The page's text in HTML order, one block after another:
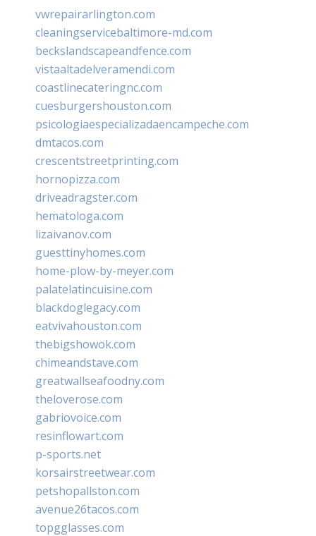
vwrepairarlington.com
cleaningservicebaltimore-md.com
beckslandscapeandfence.com
vistaaltadelveramendi.com
coastlinecateringnc.com
cuesburgershouston.com
psicologiaespecializadaencampeche.com
dmtacos.com
crescentstreetprinting.com
hornopizza.com
driveadragster.com
hematologa.com
lizaivanov.com
guesttinyhomes.com
home-plow-by-meyer.com
palatelatincuisine.com
blackdoglegacy.com
eatvivahouston.com
thebigshowok.com
chimeandstave.com
greatwallseafoodny.com
theloverose.com
gabriovoice.com
resinflowart.com
p-sports.net
korsairstreetwear.com
petshopallston.com
avenue26tacos.com
topgglasses.com